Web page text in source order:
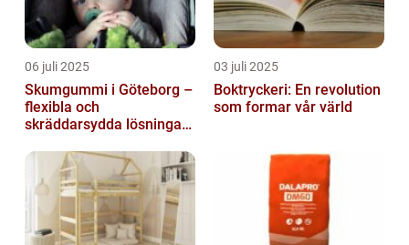
06 juli 2025
Skumgummi i Göteborg –
flexibla och
skräddarsydda lösningar
03 juli 2025
Boktryckeri: En revolution
som formar vår värld